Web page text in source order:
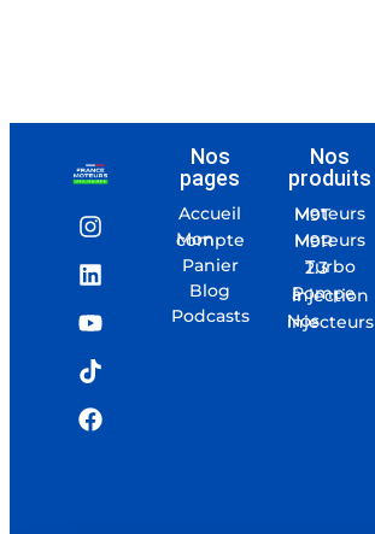
Nos
pages
Accueil
Mon compte
Panier
Blog
Podcasts
Nos
produits
Moteurs M9T
Moteurs M9R
Turbo 2.3
Pompe à injection
Nos injecteurs